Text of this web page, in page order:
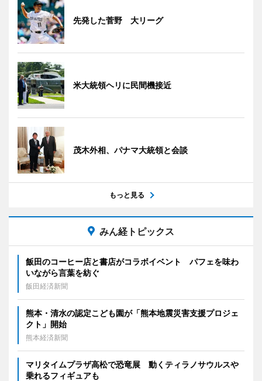
先発した菅野 大リーグ
米大統領ヘリに民間機接近
茂木外相、パナマ大統領と会談
もっと見る
みん経トピックス
飯田のコーヒー店と書店がコラボイベント パフェを味わ
いながら言葉を紡ぐ
飯田経済新聞
熊本・清水の認定こども園が「熊本地震災害支援プロジェ
クト」開始
熊本経済新聞
マリタイムプラザ高松で恐竜展 動くティラノサウルスや
乗れるフィギュアも